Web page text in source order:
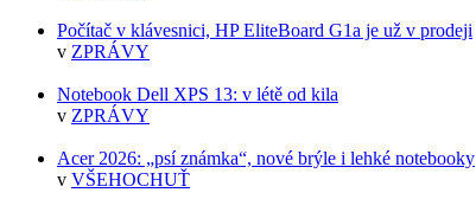
Počítač v klávesnici, HP EliteBoard G1a je už v prodeji
v ZPRÁVY
Notebook Dell XPS 13: v létě od kila
v ZPRÁVY
Acer 2026: „psí známka“, nové brýle i lehké notebooky
v VŠEHOCHUŤ